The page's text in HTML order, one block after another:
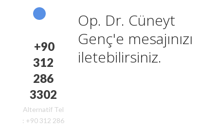
+90
312
286
3302
Alternatif Tel
: +90 312 286
Op. Dr. Cüneyt
Genç'e mesajınızı
iletebilirsiniz.